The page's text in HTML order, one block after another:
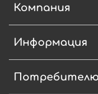
Компания
Информация
Потребителю